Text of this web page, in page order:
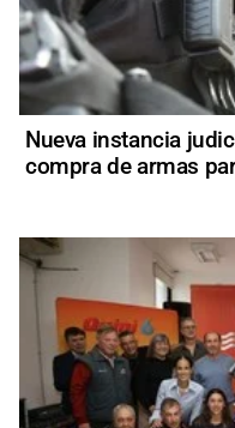
Nueva instancia
compra de armas